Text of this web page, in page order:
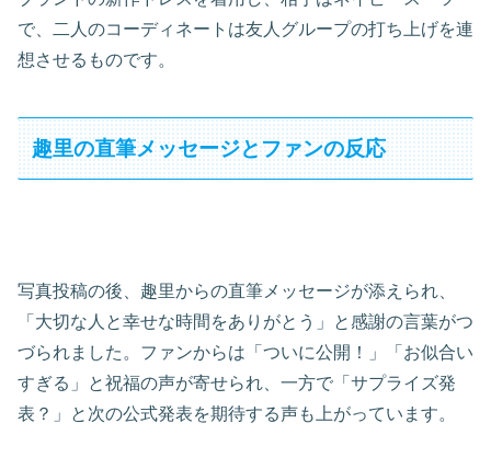
で、二人のコーディネートは友人グループの打ち上げを連
想させるものです。
趣里の直筆メッセージとファンの反応
写真投稿の後、趣里からの直筆メッセージが添えられ、
「大切な人と幸せな時間をありがとう」と感謝の言葉がつ
づられました。ファンからは「ついに公開！」「お似合い
すぎる」と祝福の声が寄せられ、一方で「サプライズ発
表？」と次の公式発表を期待する声も上がっています。